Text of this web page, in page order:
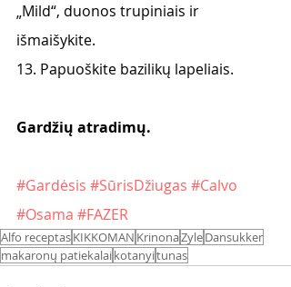
„Mild“, duonos trupiniais ir
išmaišykite.
13. Papuoškite bazilikų lapeliais.
Gardžių atradimų.
#Gardėsis #SūrisDžiugas #Calvo
#Osama #FAZER
Alfo receptasKIKKOMAN KrinonaZyleDansukker
makaronų patiekalaikotanyitunas